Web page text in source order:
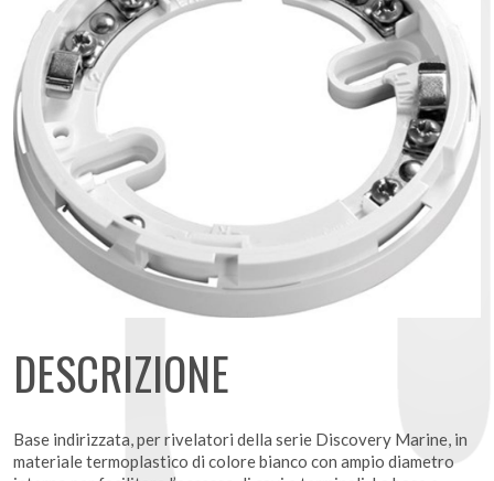
DESCRIZIONE
Base indirizzata, per rivelatori della serie Discovery Marine, in
materiale termoplastico di colore bianco con ampio diametro